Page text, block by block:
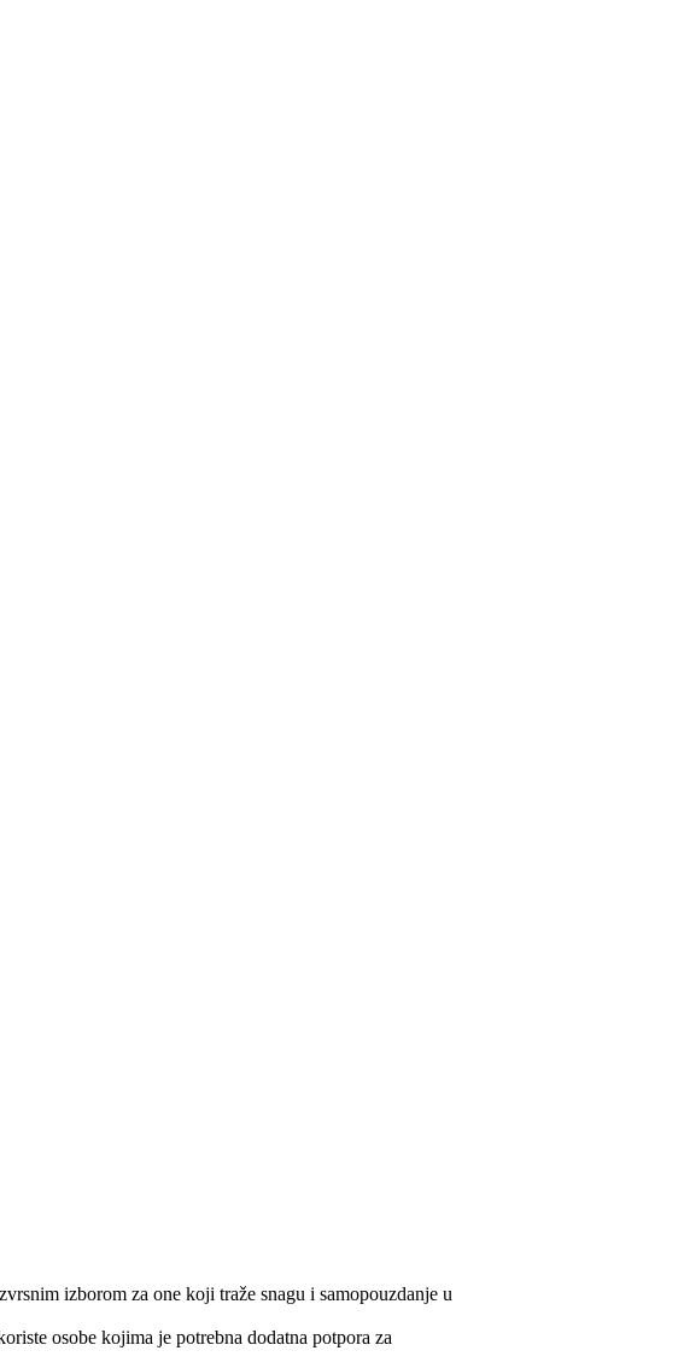
izborom za one koji traže snagu i samopouzdanje u
osobe kojima je potrebna dodatna potpora za